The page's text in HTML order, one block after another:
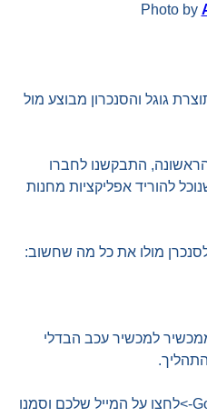
Photo by
גוגל והסנכרון מבוצע מול
התבקשנו לחברו
להוריד אפליקציות מחנות
מולו את כל מה שחשוב:
למכשיר עכב הבדלי
גשו להגדרות -> סנכרון->Google->לחצו על המייל שלכם וסמנו